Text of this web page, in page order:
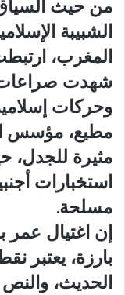
من حيث
الشبيبة
المغرب،
شهدت صراعات
وحركات
مطيع، مؤسس
مثيرة للجدل،
استخبارات
مسلحة.
إن اغتيال
بارزة، يعتبر
الحديث،